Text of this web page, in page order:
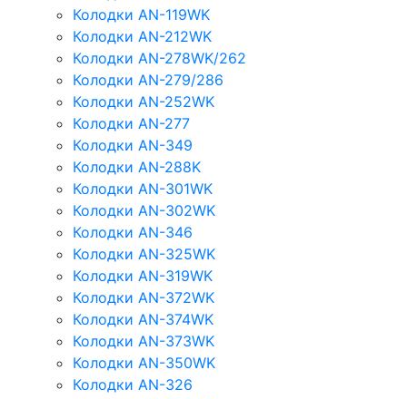
Колодки AN-119WK
Колодки AN-212WK
Колодки AN-278WK/262
Колодки AN-279/286
Колодки AN-252WK
Колодки AN-277
Колодки AN-349
Колодки AN-288K
Колодки AN-301WK
Колодки AN-302WK
Колодки AN-346
Колодки AN-325WK
Колодки AN-319WK
Колодки AN-372WK
Колодки AN-374WK
Колодки AN-373WK
Колодки AN-350WK
Колодки AN-326